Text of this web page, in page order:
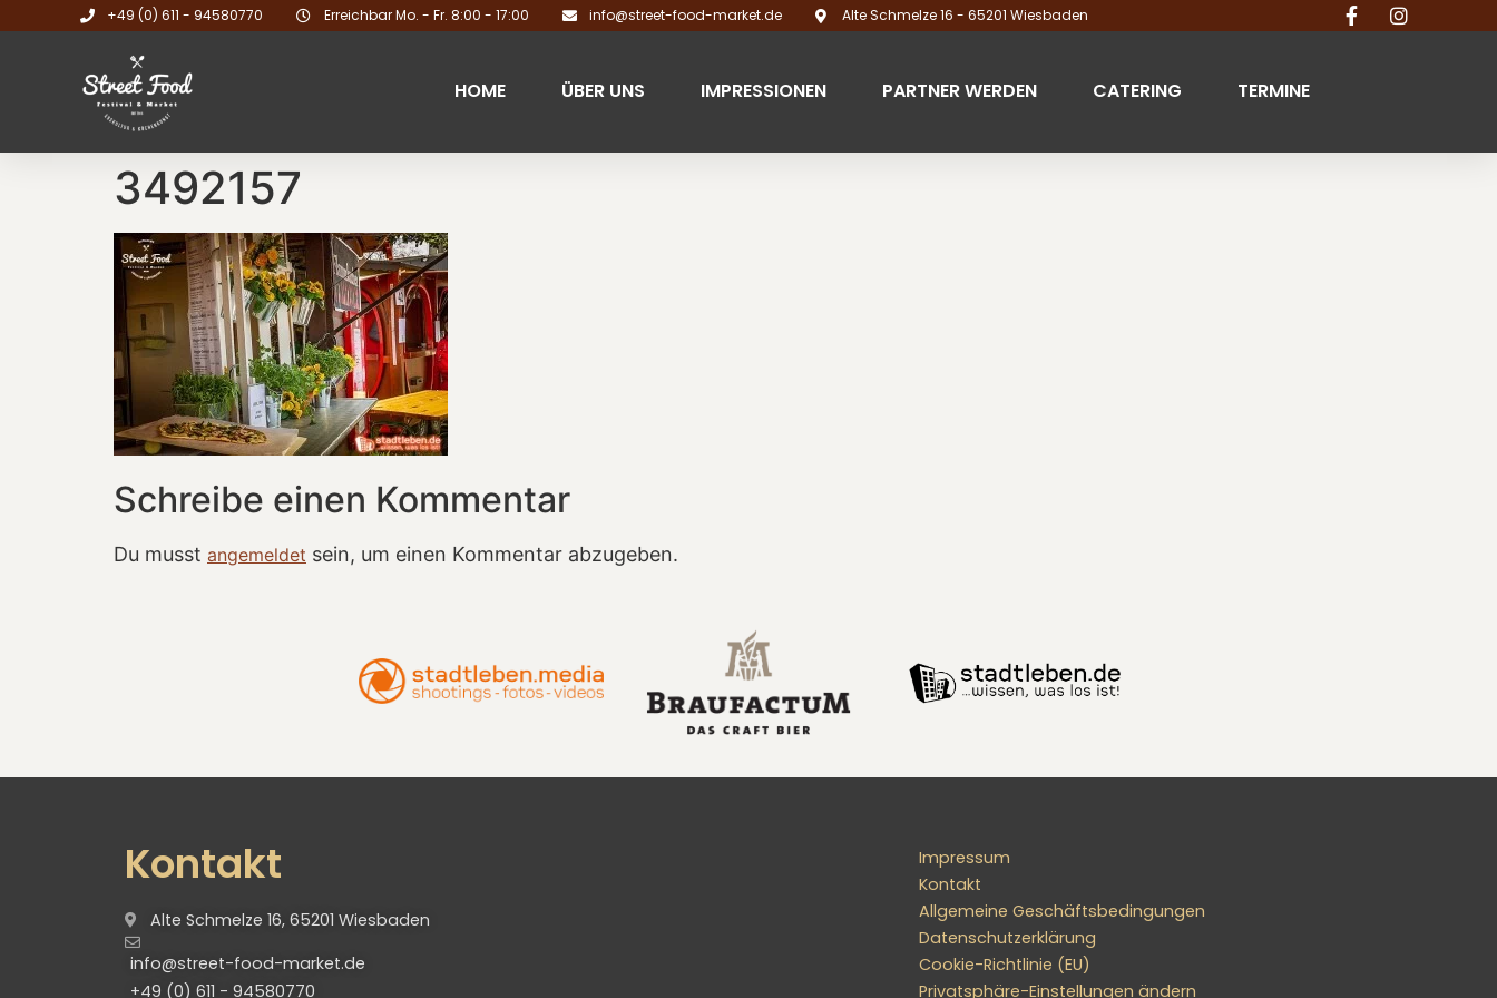
+49 (0) 611 - 94580770 Erreichbar Mo. - Fr. 8:00 - 17:00 info@street-food-market.de Alte Schmelze 16 - 65201 Wiesbaden
HOME ÜBER UNS IMPRESSIONEN PARTNER WERDEN CATERING TERMINE
3492157
Schreibe einen Kommentar
Du musst angemeldet sein, um einen Kommentar abzugeben.
Kontakt
Alte Schmelze 16, 65201 Wiesbaden
info@street-food-market.de
+49 (0) 611 - 94580770
Impressum
Kontakt
Allgemeine Geschäftsbedingungen
Datenschutzerklärung
Cookie-Richtlinie (EU)
Privatsphäre-Einstellungen ändern